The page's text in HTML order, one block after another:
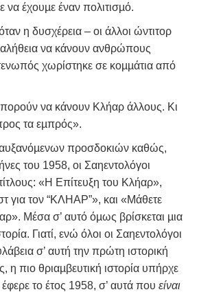
να έχουµε έναν πολιτισµό.
η δυσχέρεια – οι άλλοι ώντιτορ
να κάνουν ανθρώπους
χωρίστηκε σε κοµµάτια από
να κάνουν Κλήαρ άλλους. Κι
τα εµπρός».
προσδοκιών καθώς,
του 1958, οι Σαηεντολόγοι
«Η Επίτευξη του Κλήαρ»,
για τον “ΚΛΗΑΡ”», και «Μάθετε
Μέσα σ’ αυτό όµως βρίσκεται µια
Γιατί, ενώ όλοι οι Σαηεντολόγοι
σ’ αυτή την πρώτη ιστορική
η πιο θριαµβευτική ιστορία υπήρχε
το έτος 1958, σ’ αυτά που είναι